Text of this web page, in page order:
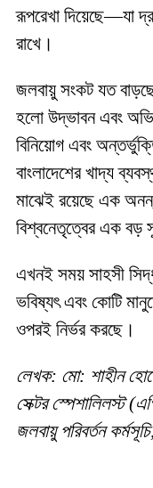
রূপরেখা দিয়েছে—যা
রাখে।
জলবায়ু সংকট যত
হলো উদ্ভাবন এবং
বিনিয়োগ এবং
বাংলাদেশের খাদ্য
মাঝেই রয়েছে এক
বিশ্বনেতৃত্বের এক বড়
এখনই সময় সাহসী
ভবিষ্যৎ এবং কোটি
ওপরই নির্ভর করছে।
লেখক: মো: শাহীন
সেক্টর স্পেশালিলস্ট
জলবায়ু পরিবর্তন